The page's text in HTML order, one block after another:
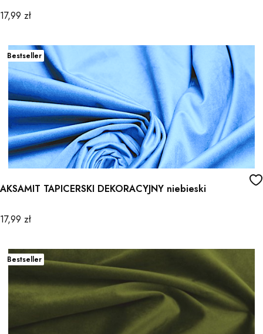
Cena
17,99 zł
Bestseller
AKSAMIT TAPICERSKI DEKORACYJNY niebieski
Cena
17,99 zł
Bestseller